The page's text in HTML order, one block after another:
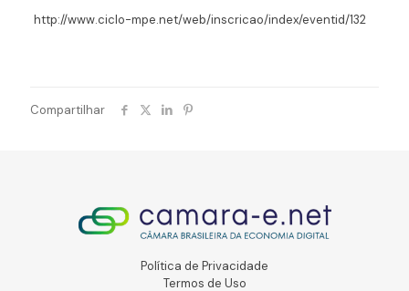
http://www.ciclo-mpe.net/web/inscricao/index/eventid/132
Compartilhar
Política de Privacidade
Termos de Uso